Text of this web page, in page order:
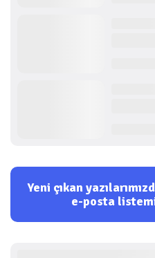
Yeni çıkan
e-posta